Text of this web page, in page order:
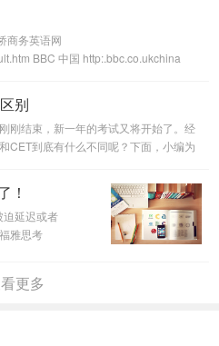
BBC 中国 http:.bbc.co.ukchina
别
刚结束，新一年的考试又将开始了。经
CET到底有什么不同呢？下面，小编为
！
迫延迟或者
雅思考
更多